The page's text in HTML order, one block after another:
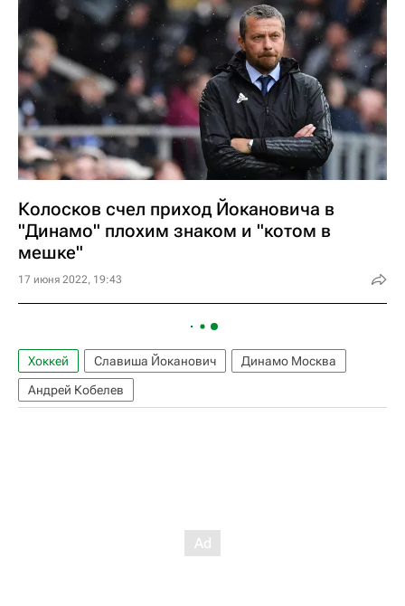
Колосков счел приход Йокановича в
"Динамо" плохим знаком и "котом в
мешке"
17 июня 2022, 19:43
Хоккей Славиша Йоканович
Динамо Москва
Андрей Кобелев